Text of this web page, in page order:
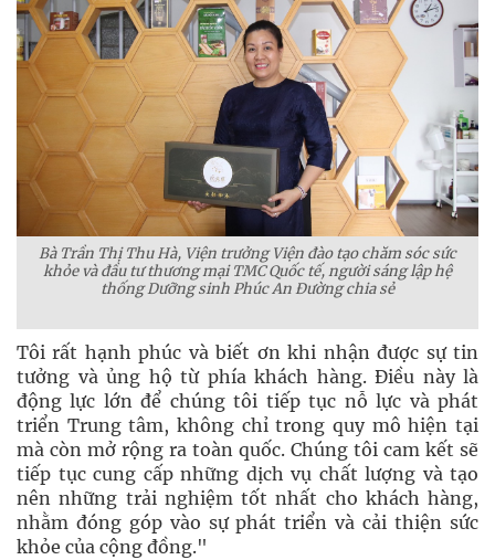
Bà Trần Thị Thu Hà, Viện trưởng Viện đào tạo chăm sóc sức
khỏe và đầu tư thương mại TMC Quốc tế, người sáng lập hệ
thống Dưỡng sinh Phúc An Đường chia sẻ
Tôi rất hạnh phúc và biết ơn khi nhận được sự tin
tưởng và ủng hộ từ phía khách hàng. Điều này là
động lực lớn để chúng tôi tiếp tục nỗ lực và phát
triển Trung tâm, không chỉ trong quy mô hiện tại
mà còn mở rộng ra toàn quốc. Chúng tôi cam kết sẽ
tiếp tục cung cấp những dịch vụ chất lượng và tạo
nên những trải nghiệm tốt nhất cho khách hàng,
nhằm đóng góp vào sự phát triển và cải thiện sức
khỏe của cộng đồng."